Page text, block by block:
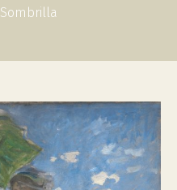
Sombrilla